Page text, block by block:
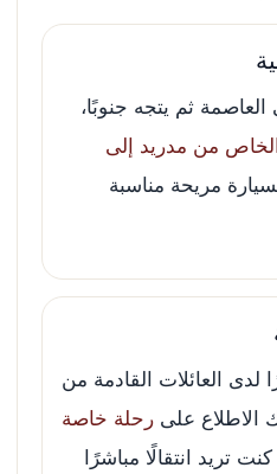
العاصمة ثم يتجه جنوبًا،
الخاص من مدريد إلى
مريحة مناسبة
لدى العائلات القادمة من
الاطلاع على رحلة خاصة
كنت تريد انتقالًا مباشرًا